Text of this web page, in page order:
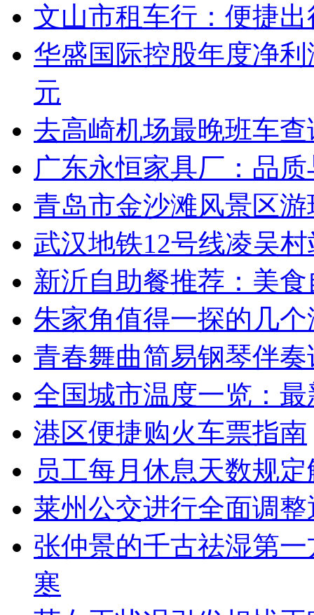
文山市租车行：便捷
华盛国际控股年度净
元
去高崎机场最晚班车
广东永恒家具厂：品
青岛市金沙滩风景区
武汉地铁12号线凌吴
新沂自助餐推荐：美
朱家角值得一探的几
青春舞曲简易钢琴伴
全国城市温度一览：
港区便捷购火车票指南
员工每月休息天数规
莱州公交进行全面调
张仲景的千古祛湿第
寒